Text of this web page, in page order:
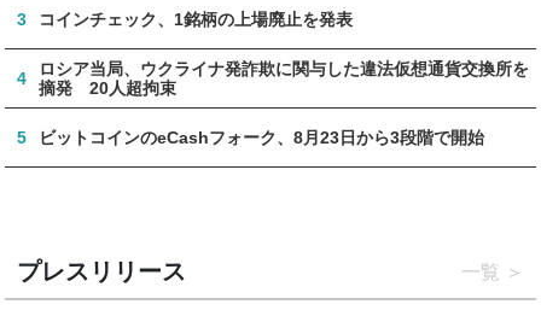
3 コインチェック、1銘柄の上場廃止を発表
4
ロシア当局、ウクライナ発詐欺に関与した違法仮想通貨交換所を
摘発 20人超拘束
5 ビットコインのeCashフォーク、8月23日から3段階で開始
プレスリリース 一覧